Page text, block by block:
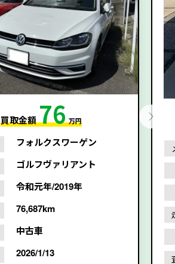
買取金額76 万円
フォルクスワーゲン
ゴルフヴァリアント
令和元年/2019年
76,687km
中古車
2026/1/13